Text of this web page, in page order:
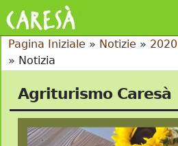
Pagina Iniziale » Notizie » 2020
» Notizia
Agriturismo Caresà